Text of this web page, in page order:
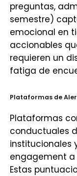
preguntas,
semestre)
emocional en
accionables
requieren un
fatiga de
Plataformas de
Plataformas
conductuales
institucionales
engagement a
Estas